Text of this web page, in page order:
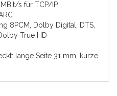
s für TCP/IP
8PCM, Dolby Digital, DTS,
True HD
lange Seite 31 mm, kurze